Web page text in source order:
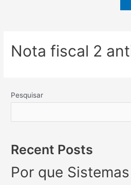
Nota fiscal 2
Pesquisar
Recent Posts
Por que